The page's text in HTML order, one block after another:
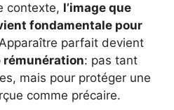
contexte, l’image que
fondamentale pour
parfait devient
: pas tant
mais pour protéger une
comme précaire.